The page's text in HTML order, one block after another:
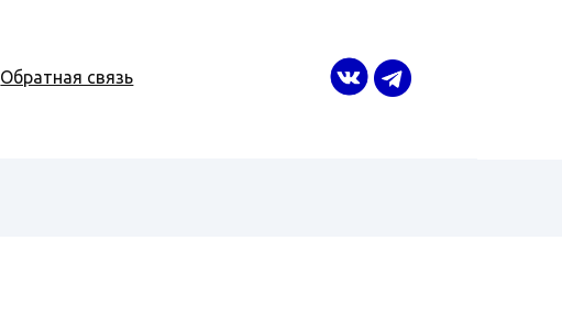
Обратная связь